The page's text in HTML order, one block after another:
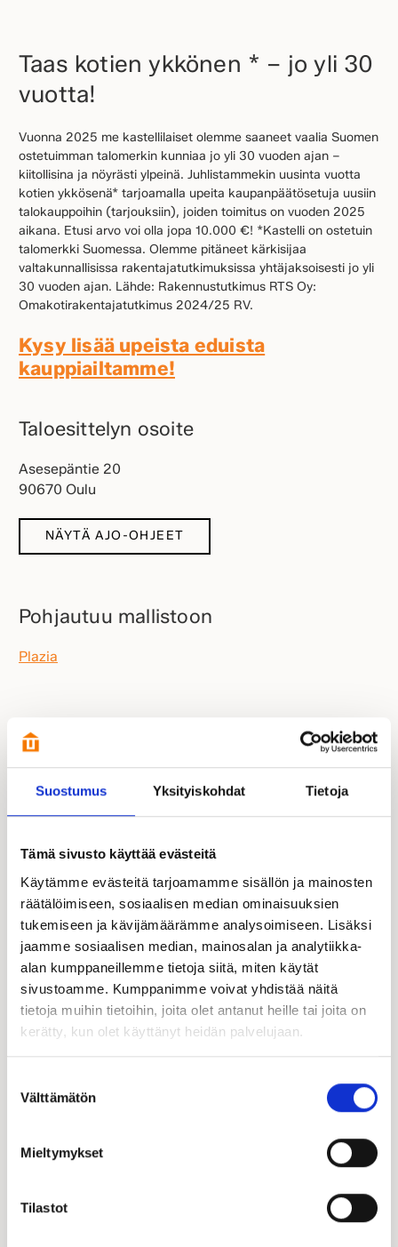
Suostumus Yksityiskohdat Tietoja
Tämä sivusto käyttää evästeitä
Käytämme evästeitä tarjoamamme sisällön ja mainosten
räätälöimiseen, sosiaalisen median ominaisuuksien
tukemiseen ja kävijämäärämme analysoimiseen. Lisäksi
jaamme sosiaalisen median, mainosalan ja analytiikka-
alan kumppaneillemme tietoja siitä, miten käytät
sivustoamme. Kumppanimme voivat yhdistää näitä
tietoja muihin tietoihin, joita olet antanut heille tai joita on
kerätty, kun olet käyttänyt heidän palvelujaan.
valinta
Välttämätön
Mieltymykset
Tilastot
Taas kotien ykkönen * – jo yli 30
vuotta!
Vuonna 2025 me kastellilaiset olemme saaneet vaalia Suomen
ostetuimman talomerkin kunniaa jo yli 30 vuoden ajan –
kiitollisina ja nöyrästi ylpeinä. Juhlistammekin uusinta vuotta
kotien ykkösenä* tarjoamalla upeita kaupanpäätösetuja uusiin
talokauppoihin (tarjouksiin), joiden toimitus on vuoden 2025
aikana. Etusi arvo voi olla jopa 10.000 €! *Kastelli on ostetuin
talomerkki Suomessa. Olemme pitäneet kärkisijaa
valtakunnallisissa rakentajatutkimuksissa yhtäjaksoisesti jo yli
30 vuoden ajan. Lähde: Rakennustutkimus RTS Oy:
Omakotirakentajatutkimus 2024/25 RV.
Kysy lisää upeista eduista
kauppiailtamme!
Taloesittelyn osoite
Asesepäntie 20
90670 Oulu
NÄYTÄ AJO-OHJEET
Pohjautuu mallistoon
Plazia
Esittelyssä paikalla:
Hanna Rautiola
Hirsi-Kastelli -kauppias | FI, EN
050 435 5996
hanna.rautiola@kastelli.fi